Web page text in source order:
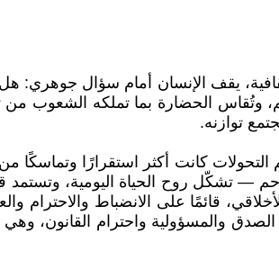
يقف الإنسان أمام سؤال جوهري:
وتُقاس الحضارة بما تملكه الشعوب
توازنه.
كانت أكثر استقرارًا وتماسكًا من
— تشكّل روح الحياة اليومية،
قائمًا على الانضباط
والمسؤولية واحترام القانون،